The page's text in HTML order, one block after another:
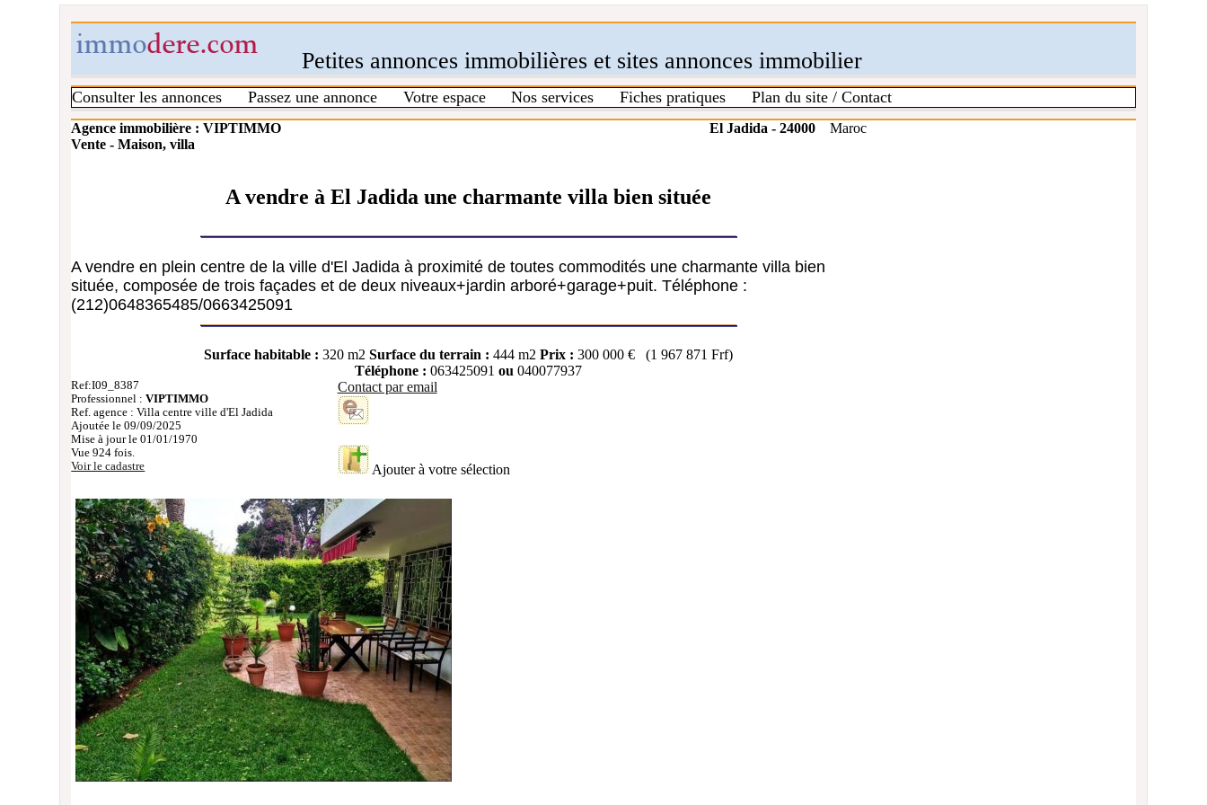
Petites annonces immobilières et sites annonces immobilier
Consulter les annonces Passez une annonce Votre espace Nos services Fiches pratiques Plan du site / Contact
El Jadida - 24000Maroc
Agence immobilière : VIPTIMMO
Vente - Maison, villa
A vendre à El Jadida une charmante villa bien située
A vendre en plein centre de la ville d'El Jadida à proximité de toutes commodités une charmante villa bien
située, composée de trois façades et de deux niveaux+jardin arboré+garage+puit. Téléphone :
(212)0648365485/0663425091
Surface habitable :320 m2Surface du terrain :444 m2Prix :300 000 € (1 967 871 Frf)
Téléphone : 063425091ou 040077937
Ref:I09_8387
Professionnel :VIPTIMMO
Ref. agence : Villa centre ville d'El Jadida
Ajoutée le 09/09/2025
Mise à jour le 01/01/1970
Vue 924 fois.
Voir le cadastre
Contact par email
Ajouter à votre sélection